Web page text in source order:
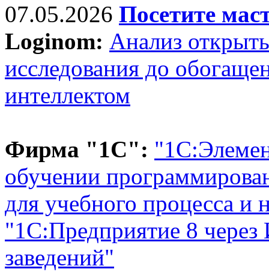
07.05.2026 Посетите
Loginom: Анализ
исследования до
интеллектом
Фирма "1С":
обучении
для учебного процесса и
"1С:Предприятие 8 через
заведений"